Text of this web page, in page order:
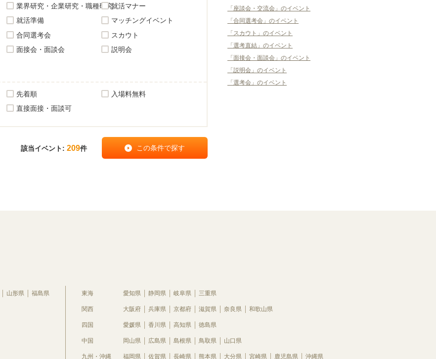
業界研究・企業研究・職種研究就活マナー
就活準備
マッチングイベント
合同選考会
スカウト
面接会・面談会
説明会
先着順
入場料無料
直接面接・面談可
該当イベント: 209件
「座談会・交流会」のイベント
「合同選考会」のイベント
「スカウト」のイベント
「選考直結」のイベント
「面接会・面談会」のイベント
「説明会」のイベント
「選考会」のイベント
山形県 福島県 東海 愛知県 静岡県 岐阜県 三重県
関西 大阪府 兵庫県 京都府 滋賀県 奈良県 和歌山県
四国 愛媛県 香川県 高知県 徳島県
中国 岡山県 広島県 島根県 鳥取県 山口県
九州・沖縄 福岡県 佐賀県 長崎県 熊本県 大分県 宮崎県 鹿児島県 沖縄県